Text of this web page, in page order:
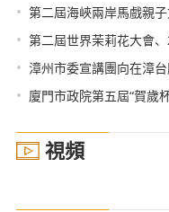
• 第二屆海峽兩岸馬戲親子
• 第二屆世界茉莉花大會
• 漳州市委宣講團向在漳
• 廈門市政院第五屆“賀歲
視頻